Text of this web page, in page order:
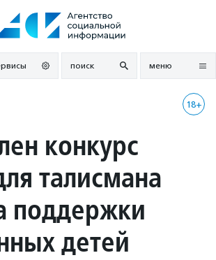
поиск меню
18+
конкурс
талисмана
поддержки
детей